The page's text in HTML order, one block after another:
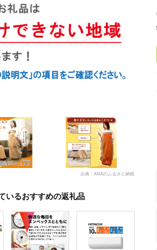
出典：ANAのふるさと納税
いるおすすめの返礼品